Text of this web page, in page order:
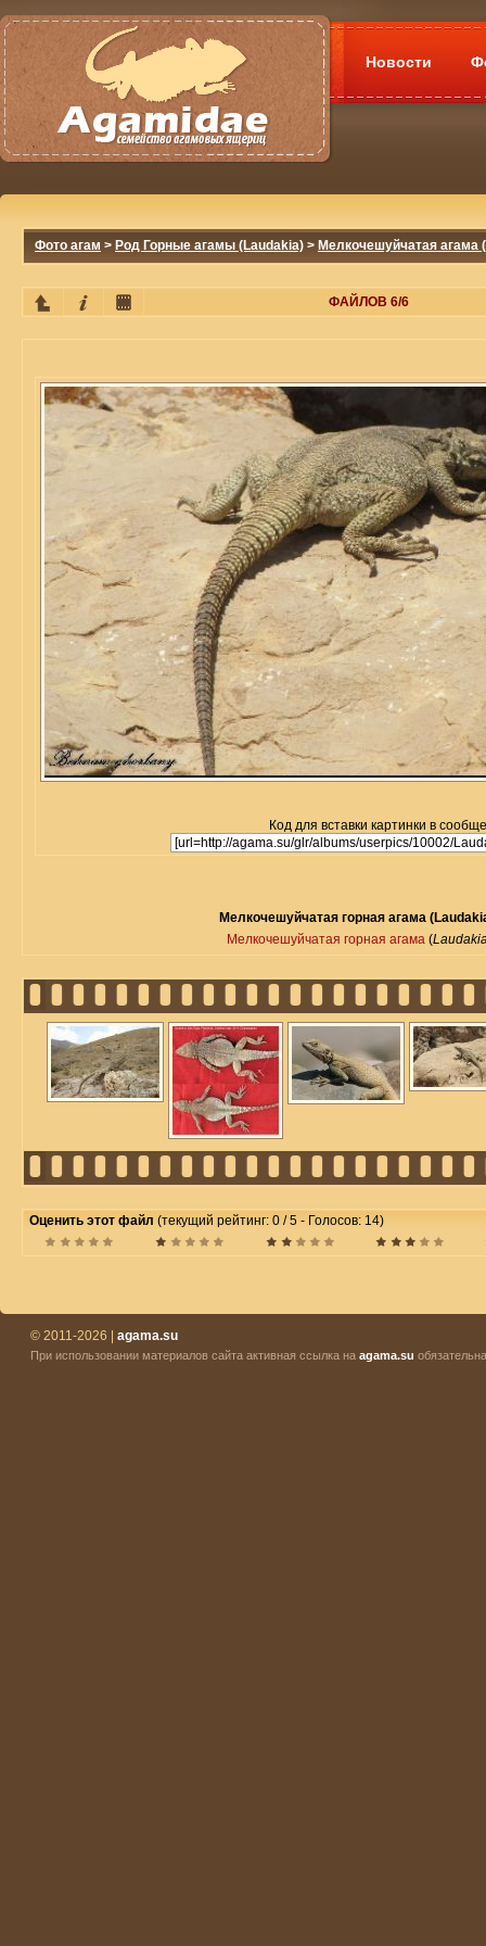
Новости
Фото агам > Род Горные агамы (Laudakia) > Мелкочешуйчатая агама
ФАЙЛОВ 6/6
Код для вставки картинки в
Мелкочешуйчатая горная агама
Мелкочешуйчатая горная агама (
Оценить этот файл (текущий рейтинг: 0 / 5 - Голосов: 14)
© 2011-2026 | agama.su
При использовании материалов сайта активная ссылка на agama.su